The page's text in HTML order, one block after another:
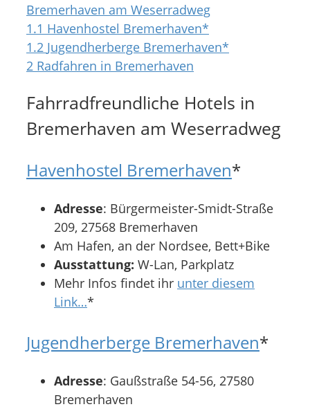
Bremerhaven am Weserradweg
1.1 Havenhostel Bremerhaven*
1.2 Jugendherberge Bremerhaven*
2 Radfahren in Bremerhaven
Fahrradfreundliche Hotels in
Bremerhaven am Weserradweg
Havenhostel Bremerhaven*
Adresse: Bürgermeister-Smidt-Straße
209, 27568 Bremerhaven
Am Hafen, an der Nordsee, Bett+Bike
Ausstattung: W-Lan, Parkplatz
Mehr Infos findet ihr unter diesem
Link…*
Jugendherberge Bremerhaven*
Adresse: Gaußstraße 54-56, 27580
Bremerhaven